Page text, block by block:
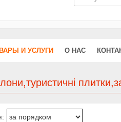
И УСЛУГИ О НАС